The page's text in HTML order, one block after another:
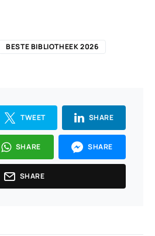
BESTE BIBLIOTHEEK 2026
TWEET SHARE
SHARE SHARE
SHARE